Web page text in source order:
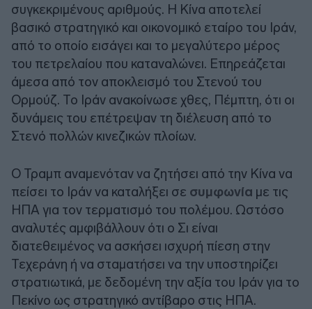
συγκεκριμένους αριθμούς. Η Κίνα αποτελεί
βασικό στρατηγικό και οικονομικό εταίρο του Ιράν,
από το οποίο εισάγει και το μεγαλύτερο μέρος
του πετρελαίου που καταναλώνει. Επηρεάζεται
άμεσα από τον αποκλεισμό του Στενού του
Ορμούζ. Το Ιράν ανακοίνωσε χθες, Πέμπτη, ότι οι
δυνάμεις του επέτρεψαν τη διέλευση από το
Στενό πολλών κινεζικών πλοίων.
Ο Τραμπ αναμενόταν να ζητήσει από την Κίνα να
πείσει το Ιράν να καταλήξει σε συμφωνία με τις
ΗΠΑ για τον τερματισμό του πολέμου. Ωστόσο
αναλυτές αμφιβάλλουν ότι ο Σι είναι
διατεθειμένος να ασκήσει ισχυρή πίεση στην
Τεχεράνη ή να σταματήσει να την υποστηρίζει
στρατιωτικά, με δεδομένη την αξία του Ιράν για το
Πεκίνο ως στρατηγικό αντίβαρο στις ΗΠΑ.